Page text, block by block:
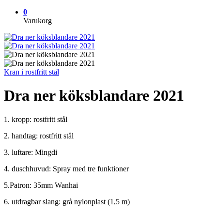
0
Varukorg
Kran i rostfritt stål
Dra ner köksblandare 2021
1. kropp: rostfritt stål
2. handtag: rostfritt stål
3. luftare: Mingdi
4. duschhuvud: Spray med tre funktioner
5.Patron: 35mm Wanhai
6. utdragbar slang: grå nylonplast (1,5 m)